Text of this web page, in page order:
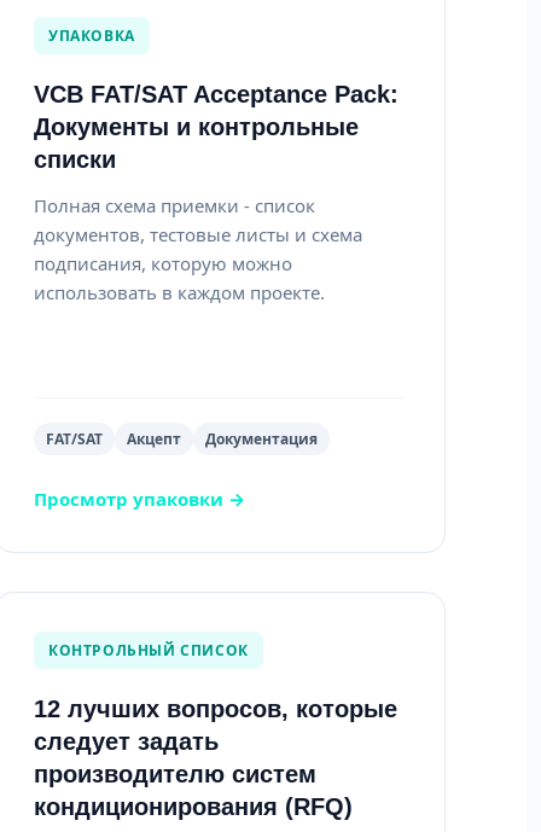
УПАКОВКА
VCB FAT/SAT Acceptance Pack:
Документы и контрольные
списки
Полная схема приемки - список
документов, тестовые листы и схема
подписания, которую можно
использовать в каждом проекте.
FAT/SAT Акцепт Документация
Просмотр упаковки →
КОНТРОЛЬНЫЙ СПИСОК
12 лучших вопросов, которые
следует задать
производителю систем
кондиционирования (RFQ)